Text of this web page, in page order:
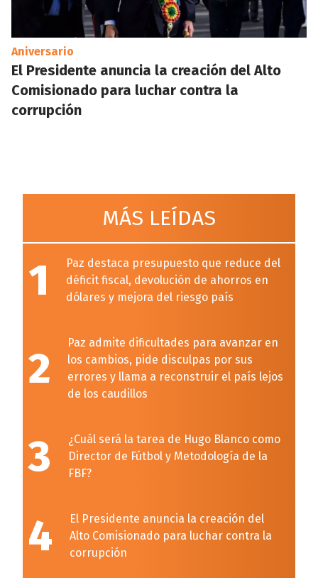
Aniversario
El Presidente anuncia la creación del Alto
Comisionado para luchar contra la
corrupción
MÁS LEÍDAS
1
Paz destaca presupuesto que reduce del
déficit fiscal, devolución de ahorros en
dólares y mejora del riesgo país
2
Paz admite dificultades para avanzar en
los cambios, pide disculpas por sus
errores y llama a reconstruir el país lejos
de los caudillos
3
¿Cuál será la tarea de Hugo Blanco como
Director de Fútbol y Metodología de la
FBF?
4
El Presidente anuncia la creación del
Alto Comisionado para luchar contra la
corrupción